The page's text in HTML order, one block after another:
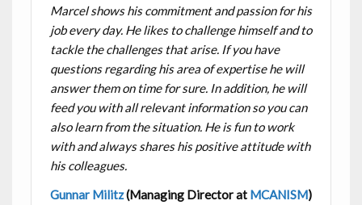
Marcel shows his commitment and passion for his
job every day. He likes to challenge himself and to
tackle the challenges that arise. If you have
questions regarding his area of expertise he will
answer them on time for sure. In addition, he will
feed you with all relevant information so you can
also learn from the situation. He is fun to work
with and always shares his positive attitude with
his colleagues.
Gunnar Militz(Managing Director at MCANISM)